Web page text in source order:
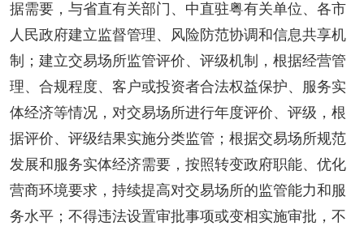
据需要，与省直有关部门、中直驻粤有关单位、各市
人民政府建立监督管理、风险防范协调和信息共享机
制；建立交易场所监管评价、评级机制，根据经营管
理、合规程度、客户或投资者合法权益保护、服务实
体经济等情况，对交易场所进行年度评价、评级，根
据评价、评级结果实施分类监管；根据交易场所规范
发展和服务实体经济需要，按照转变政府职能、优化
营商环境要求，持续提高对交易场所的监管能力和服
务水平；不得违法设置审批事项或变相实施审批，不